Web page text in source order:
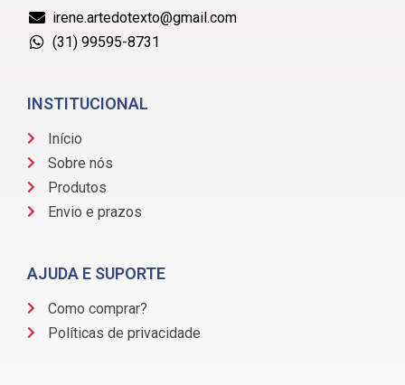
irene.artedotexto@gmail.com
(31) 99595-8731
INSTITUCIONAL
Início
Sobre nós
Produtos
Envio e prazos
AJUDA E SUPORTE
Como comprar?
Políticas de privacidade